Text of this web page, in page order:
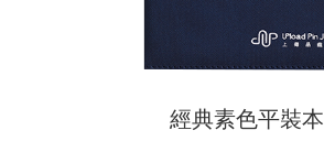
經典素色平裝本